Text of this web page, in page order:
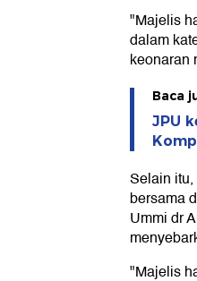
"Majelis
dalam
keonaran
Baca
JPU
Selain
bersama
Ummi dr
"Majelis